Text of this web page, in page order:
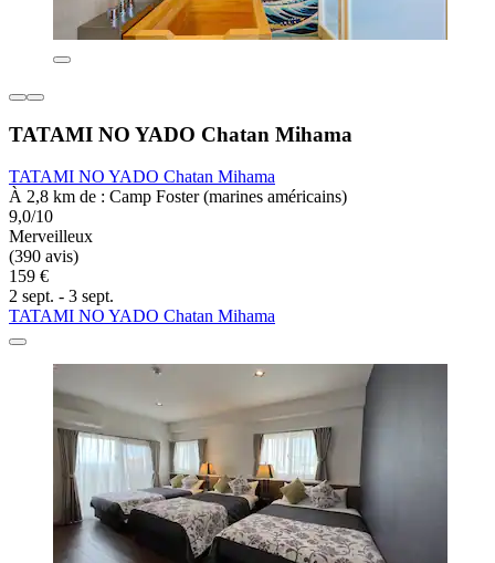
TATAMI NO YADO Chatan Mihama
TATAMI NO YADO Chatan Mihama
À 2,8 km de : Camp Foster (marines américains)
9,0/10
Merveilleux
(390 avis)
159 €
2 sept. - 3 sept.
TATAMI NO YADO Chatan Mihama